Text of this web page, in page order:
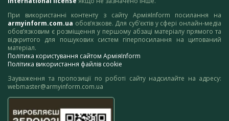
При використанні контенту з сайту АрміяInform посилання на
armyinform.com.ua обов’язкове. Для суб’єктів у сфері онлайн-медіа
обов’язковим є розміщення у першому абзаці матеріалу прямого та
відкритого для пошукових систем гіперпосилання на цитований
матеріал.
Політика користування сайтом АрміяInform
Політика використання файлів cookie
Зауваження та пропозиції по роботі сайту надсилайте на адресу:
webmaster@armyinform.com.ua